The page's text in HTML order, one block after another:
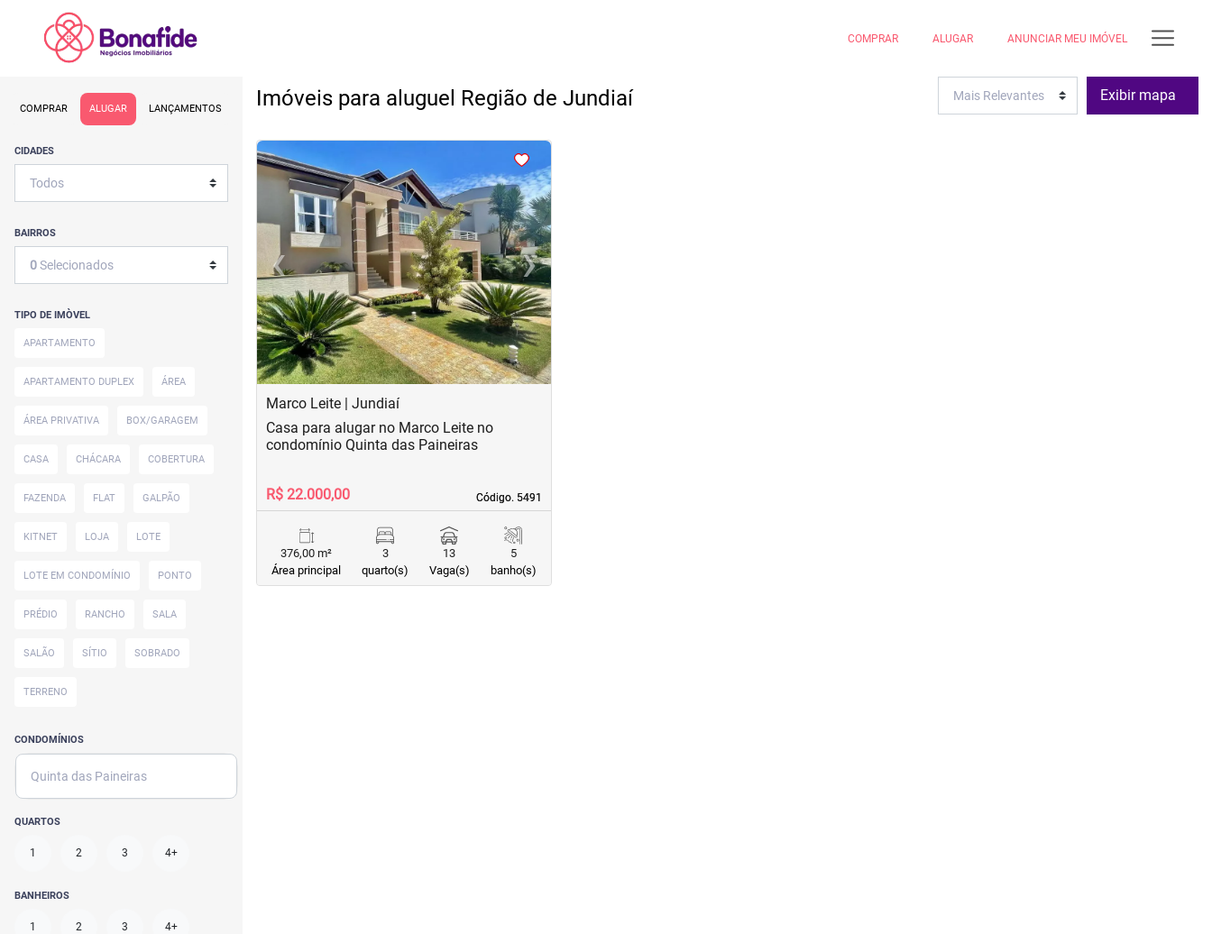
COMPRAR ALUGAR ANUNCIAR MEU IMÓVEL
COMPRAR ALUGAR LANÇAMENTOS
CIDADES
BAIRROS
0Selecionados
TIPO DE IMÒVEL
APARTAMENTO
APARTAMENTO DUPLEX ÁREA
ÁREA PRIVATIVA BOX/GARAGEM
CASA CHÁCARA COBERTURA
FAZENDA FLAT GALPÃO
KITNET LOJA LOTE
LOTE EM CONDOMÍNIO PONTO
PRÉDIO RANCHO SALA
SALÃO SÍTIO SOBRADO
TERRENO
CONDOMÍNIOS
Quinta das Paineiras
QUARTOS
1 2 3 4+
BANHEIROS
1 2 3 4+
Imóveis para aluguel Região de Jundiaí Exibir mapa
<<<
‹Previous ›Next
Marco Leite | Jundiaí
Código. 5491
Código. 5491
Casa para alugar no Marco Leite no
condomínio Quinta das Paineiras
R$ 22.000,00
376,00 m²
Área principal
3
quarto(s)
13
Vaga(s)
5
banho(s)